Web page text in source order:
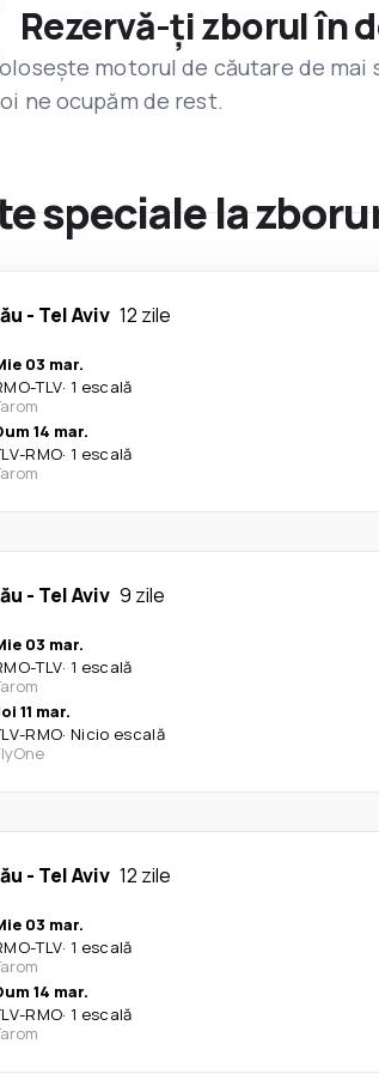
Rezervă-ți zborul în
motorul de căutare de mai
ne ocupăm de rest.
speciale la
- Tel Aviv 12 zile
03 mar.
-TLV· 1 escală
14 mar.
-RMO· 1 escală
- Tel Aviv 9 zile
03 mar.
-TLV· 1 escală
11 mar.
-RMO· Nicio escală
- Tel Aviv 12 zile
03 mar.
-TLV· 1 escală
14 mar.
-RMO· 1 escală